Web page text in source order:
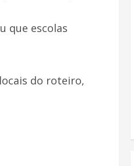
que escolas
do roteiro,